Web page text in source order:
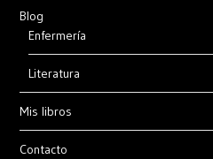
Blog
Enfermería
Literatura
Mis libros
Contacto